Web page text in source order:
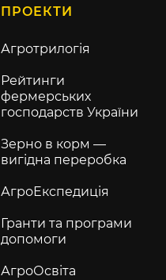
ПРОЕКТИ
Агротрилогія
Рейтинги
фермерських
господарств України
Зерно в корм —
вигідна переробка
АгроЕкспедиція
Гранти та програми
допомоги
АгроОсвіта